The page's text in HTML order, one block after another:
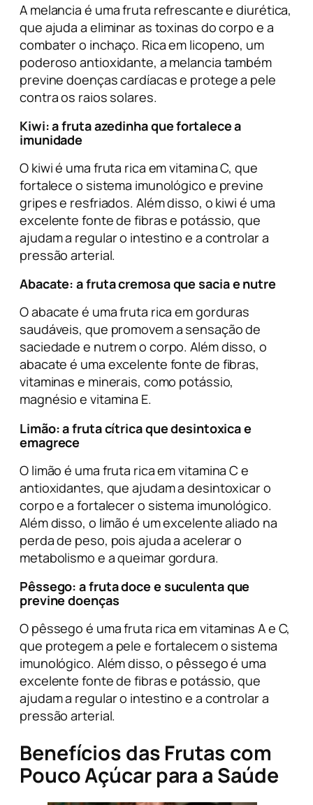
A melancia é uma fruta refrescante e diurética,
que ajuda a eliminar as toxinas do corpo e a
combater o inchaço. Rica em licopeno, um
poderoso antioxidante, a melancia também
previne doenças cardíacas e protege a pele
contra os raios solares.
Kiwi: a fruta azedinha que fortalece a
imunidade
O kiwi é uma fruta rica em vitamina C, que
fortalece o sistema imunológico e previne
gripes e resfriados. Além disso, o kiwi é uma
excelente fonte de fibras e potássio, que
ajudam a regular o intestino e a controlar a
pressão arterial.
Abacate: a fruta cremosa que sacia e nutre
O abacate é uma fruta rica em gorduras
saudáveis, que promovem a sensação de
saciedade e nutrem o corpo. Além disso, o
abacate é uma excelente fonte de fibras,
vitaminas e minerais, como potássio,
magnésio e vitamina E.
Limão: a fruta cítrica que desintoxica e
emagrece
O limão é uma fruta rica em vitamina C e
antioxidantes, que ajudam a desintoxicar o
corpo e a fortalecer o sistema imunológico.
Além disso, o limão é um excelente aliado na
perda de peso, pois ajuda a acelerar o
metabolismo e a queimar gordura.
Pêssego: a fruta doce e suculenta que
previne doenças
O pêssego é uma fruta rica em vitaminas A e C,
que protegem a pele e fortalecem o sistema
imunológico. Além disso, o pêssego é uma
excelente fonte de fibras e potássio, que
ajudam a regular o intestino e a controlar a
pressão arterial.
Benefícios das Frutas com
Pouco Açúcar para a Saúde